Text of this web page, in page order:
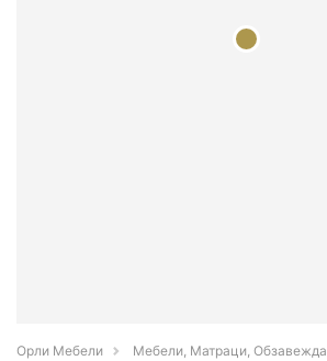
Орли Мебели
Мебели, Матраци,